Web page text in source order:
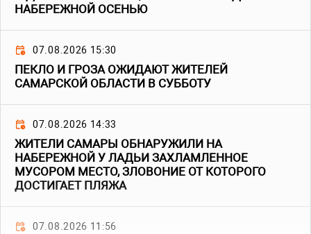
НАБЕРЕЖНОЙ ОСЕНЬЮ
07.08.2026 15:30
ПЕКЛО И ГРОЗА ОЖИДАЮТ ЖИТЕЛЕЙ
САМАРСКОЙ ОБЛАСТИ В СУББОТУ
07.08.2026 14:33
ЖИТЕЛИ САМАРЫ ОБНАРУЖИЛИ НА
НАБЕРЕЖНОЙ У ЛАДЬИ ЗАХЛАМЛЕННОЕ
МУСОРОМ МЕСТО, ЗЛОВОНИЕ ОТ КОТОРОГО
ДОСТИГАЕТ ПЛЯЖА
07.08.2026 11:56